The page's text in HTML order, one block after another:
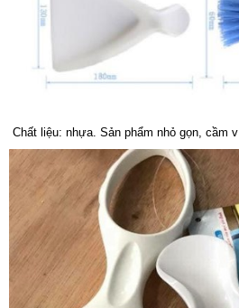
Chất liệu: nhựa. Sản phẩm nhỏ gọn, cầm v